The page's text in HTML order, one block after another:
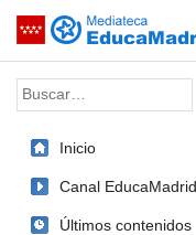
Saltar navegación
Palabra o frase:
Inicio
Canal EducaMadrid
Últimos contenidos